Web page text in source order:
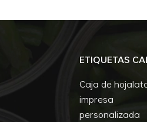
ETIQUETAS
Caja de
impresa
personalizada